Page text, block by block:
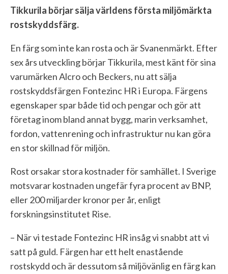
Tikkurila börjar sälja världens första miljömärkta
rostskyddsfärg.
En färg som inte kan rosta och är Svanenmärkt. Efter
sex års utveckling börjar Tikkurila, mest känt för sina
varumärken Alcro och Beckers, nu att sälja
rostskyddsfärgen Fontezinc HR i Europa. Färgens
egenskaper spar både tid och pengar och gör att
företag inom bland annat bygg, marin verksamhet,
fordon, vattenrening och infrastruktur nu kan göra
en stor skillnad för miljön.
Rost orsakar stora kostnader för samhället. I Sverige
motsvarar kostnaden ungefär fyra procent av BNP,
eller 200 miljarder kronor per år, enligt
forskningsinstitutet Rise.
– När vi testade Fontezinc HR insåg vi snabbt att vi
satt på guld. Färgen har ett helt enastående
rostskydd och är dessutom så miljövänlig en färg kan